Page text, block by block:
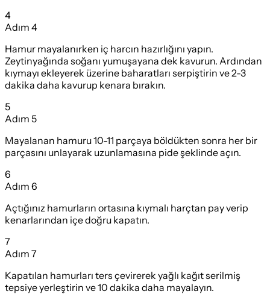
4
Adım 4
Hamur mayalanırken iç harcın hazırlığını yapın.
Zeytinyağında soğanı yumuşayana dek kavurun. Ardından
kıymayı ekleyerek üzerine baharatları serpiştirin ve 2-3
dakika daha kavurup kenara bırakın.
5
Adım 5
Mayalanan hamuru 10-11 parçaya böldükten sonra her bir
parçasını unlayarak uzunlamasına pide şeklinde açın.
6
Adım 6
Açtığınız hamurların ortasına kıymalı harçtan pay verip
kenarlarından içe doğru kapatın.
7
Adım 7
Kapatılan hamurları ters çevirerek yağlı kağıt serilmiş
tepsiye yerleştirin ve 10 dakika daha mayalayın.